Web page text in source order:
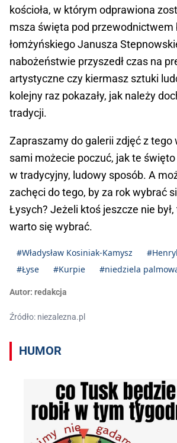
kościoła, w którym odprawiona
msza święta pod przewodnictwem
łomżyńskiego Janusza
nabożeństwie przyszedł czas na
artystyczne czy kiermasz sztuki
kolejny raz pokazały, jak należy
tradycji.
Zapraszamy do galerii zdjęć z tego
sami możecie poczuć, jak te
w tradycyjny, ludowy sposób. A
zachęci do tego, by za rok wybrać
Łysych? Jeżeli ktoś jeszcze nie
warto się wybrać.
#Władysław Kosiniak-Kamysz
#Łyse
#Kurpie #niedziela
Autor: redakcja
Źródło: niezalezna.pl
HUMOR